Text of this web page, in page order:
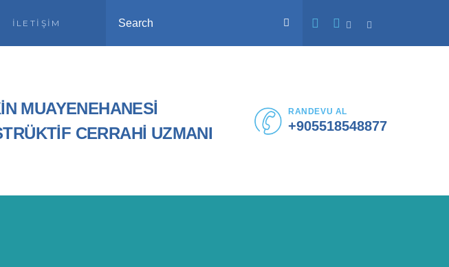
İLETIŞIM Search
MUAYENEHANESİ
CERRAHİ UZMANI
RANDEVU AL
+905518548877